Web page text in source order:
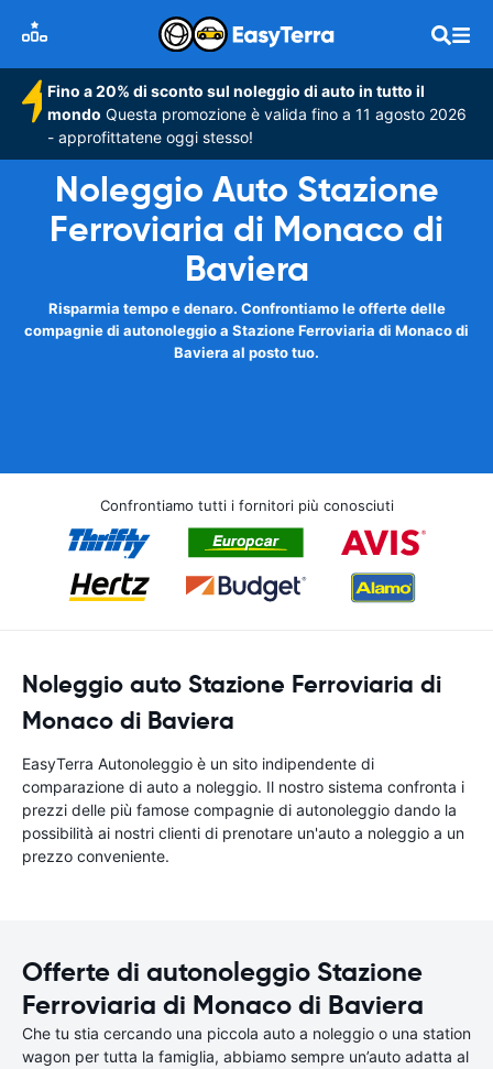
Fino a 20% di sconto sul noleggio di auto in tutto il
mondo Questa promozione è valida fino a 11 agosto 2026
- approfittatene oggi stesso!
Noleggio Auto Stazione
Ferroviaria di Monaco di
Baviera
Risparmia tempo e denaro. Confrontiamo le offerte delle
compagnie di autonoleggio a Stazione Ferroviaria di Monaco di
Baviera al posto tuo.
Confrontiamo tutti i fornitori più conosciuti
Noleggio auto Stazione Ferroviaria di
Monaco di Baviera
EasyTerra Autonoleggio è un sito indipendente di
comparazione di auto a noleggio. Il nostro sistema confronta i
prezzi delle più famose compagnie di autonoleggio dando la
possibilità ai nostri clienti di prenotare un'auto a noleggio a un
prezzo conveniente.
Offerte di autonoleggio Stazione
Ferroviaria di Monaco di Baviera
Che tu stia cercando una piccola auto a noleggio o una station
wagon per tutta la famiglia, abbiamo sempre un’auto adatta al